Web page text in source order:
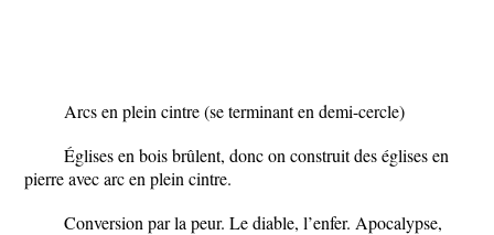
Arcs en plein cintre (se terminant en demi-cercle)
Églises en bois brûlent, donc on construit des églises en
pierre avec arc en plein cintre.
Conversion par la peur. Le diable, l’enfer. Apocalypse,